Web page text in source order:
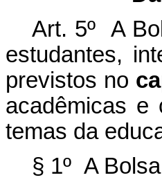
Art. 5º A
estudantes,
previstos no
acadêmicas e
temas da
§ 1º A